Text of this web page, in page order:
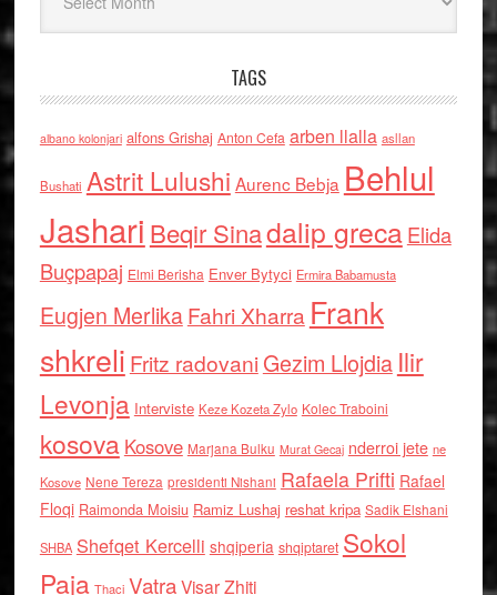
TAGS
albano kolonjari alfons Grishaj Anton Cefa arben llalla asllan
Bushati Astrit Lulushi Aurenc Bebja Behlul
Jashari Beqir Sinadalip grecaElida
Buçpapaj Elmi Berisha Enver Bytyci Ermira Babamusta
Eugjen MerlikaFahri Xharra Frank
shkreli Fritz radovaniGezim Llojdia Ilir
Levonja Interviste Keze Kozeta Zylo Kolec Traboini
kosova Kosove Marjana Bulku Murat Gecaj nderroi jete ne
Kosove Nene Tereza presidenti Nishani Rafaela Prifti Rafael
Floqi Raimonda Moisiu Ramiz Lushaj reshat kripa Sadik Elshani
SHBA Shefqet Kercelli shqiperia shqiptaret Sokol
Paja Thaci VatraVisar Zhiti